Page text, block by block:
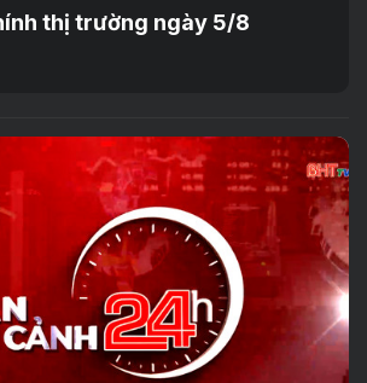
thị trường ngày 5/8